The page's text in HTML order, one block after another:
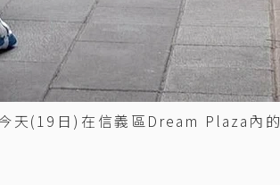
天(19日)在信義區Dream Plaza內的